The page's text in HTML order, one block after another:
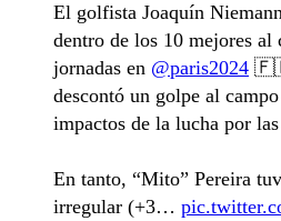
El golfista Joaquín
dentro de los 10 mejores al
jornadas en @paris2024
descontó un golpe al
impactos de la lucha por las
En tanto, “Mito” Pereira
irregular (+3…